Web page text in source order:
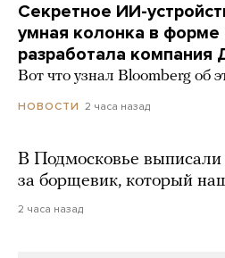
Секретное ИИ-
умная колонка в форме
разработала компания
Вот что узнал Bloomberg об
НОВОСТИ 2 часа назад
В Подмосковье
за борщевик, который
2 часа назад